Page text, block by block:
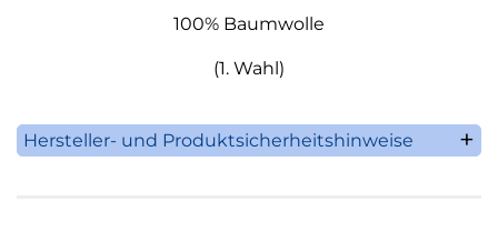
100% Baumwolle
(1. Wahl)
Hersteller- und Produktsicherheitshinweise